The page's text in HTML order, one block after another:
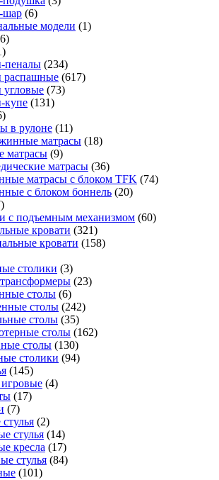
шар (6)
модели (1)
(234)
(617)
(73)
(131)
в рулоне (11)
матрасы (18)
матрасы (9)
матрасы (36)
матрасы с блоком TFK (74)
с блоком боннель (20)
с подъемным механизмом (60)
кровати (321)
кровати (158)
столики (3)
(23)
столы (6)
столы (242)
столы (35)
столы (162)
столы (130)
столики (94)
(145)
(4)
(17)
(7)
(2)
стулья (14)
кресла (17)
стулья (84)
(101)